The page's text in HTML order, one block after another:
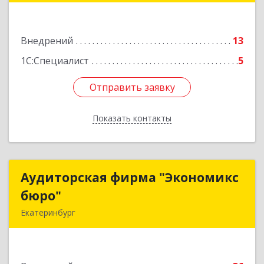
Внедрений
13
1С:Специалист
5
Отправить заявку
Показать контакты
Отправить заявку
Назад
Аудиторская фирма "Экономикс
бюро"
Екатеринбург
Аудиторская фирма "Экономикс